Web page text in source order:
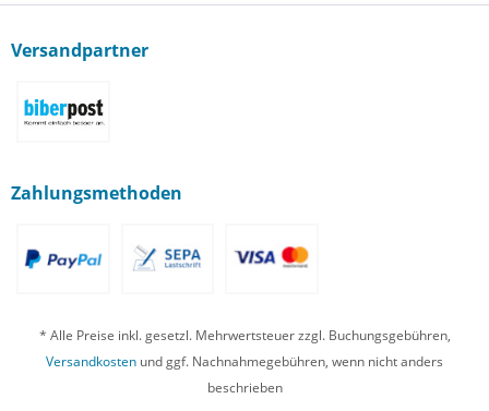
Versandpartner
Zahlungsmethoden
* Alle Preise inkl. gesetzl. Mehrwertsteuer zzgl. Buchungsgebühren,
Versandkosten und ggf. Nachnahmegebühren, wenn nicht anders
beschrieben